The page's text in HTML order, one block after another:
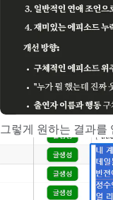
그렇게 원하는 결과를